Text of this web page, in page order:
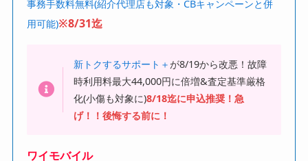
事務手数料無料(紹介代理店も対象・CBキャンペーンと併
用可能)※8/31迄
新トクするサポート＋が8/19から改悪！故障
時利用料最大44,000円に倍増&査定基準厳格
化(小傷も対象に)8/18迄に申込推奨！急
げ！！後悔する前に！
ワイモバイル